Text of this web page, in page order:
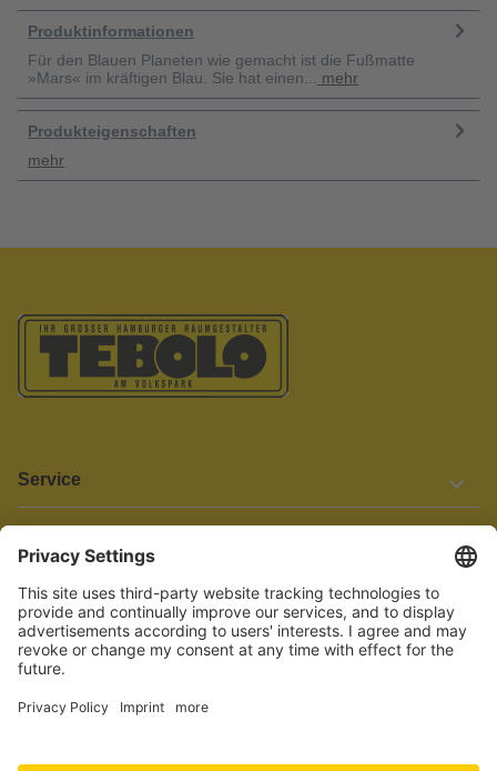
Produktinformationen
Für den Blauen Planeten wie gemacht ist die Fußmatte
»Mars« im kräftigen Blau. Sie hat einen...
mehr
Produkteigenschaften
mehr
Service
Informationen
Barrierefreiheit
Wir bemühen uns, unsere Website barrierefrei zu gestalten.
Einige Inhalte und Funktionen sind derzeit jedoch noch nicht
vollständig zugänglich. Wenn Sie auf Barrieren stoßen oder Hilfe
benötigen, kontaktieren Sie uns bitte unter service[at]knutzen.de.
Vertrag widerrufen
© 2026 TEBOLO